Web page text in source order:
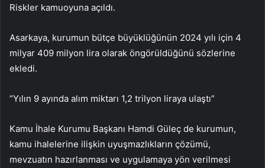
Riskler kamuoyuna açıldı.
Asarkaya, kurumun bütçe büyüklüğünün 2024 yılı için 4
milyar 409 milyon lira olarak öngörüldüğünü sözlerine
ekledi.
“Yılın 9 ayında alım miktarı 1,2 trilyon liraya ulaştı”
Kamu İhale Kurumu Başkanı Hamdi Güleç de kurumun,
kamu ihalelerine ilişkin uyuşmazlıkların çözümü,
mevzuatın hazırlanması ve uygulamaya yön verilmesi